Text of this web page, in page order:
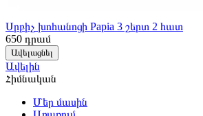
Սրբիչ խոհանոցի Papia 3 շերտ 2 հատ
650 դրամ
Ավելացնել
Ավելին
Հիմնական
Մեր մասին